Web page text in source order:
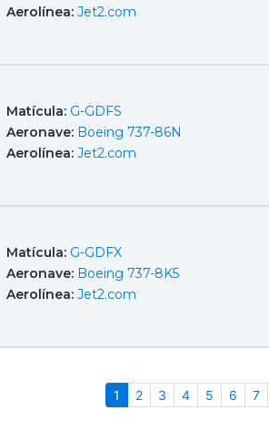
Aerolínea: Jet2.com
Matícula: G-GDFS
Aeronave: Boeing 737-86N
Aerolínea: Jet2.com
Matícula: G-GDFX
Aeronave: Boeing 737-8K5
Aerolínea: Jet2.com
1 (actual)
2 3 4 5 6 7